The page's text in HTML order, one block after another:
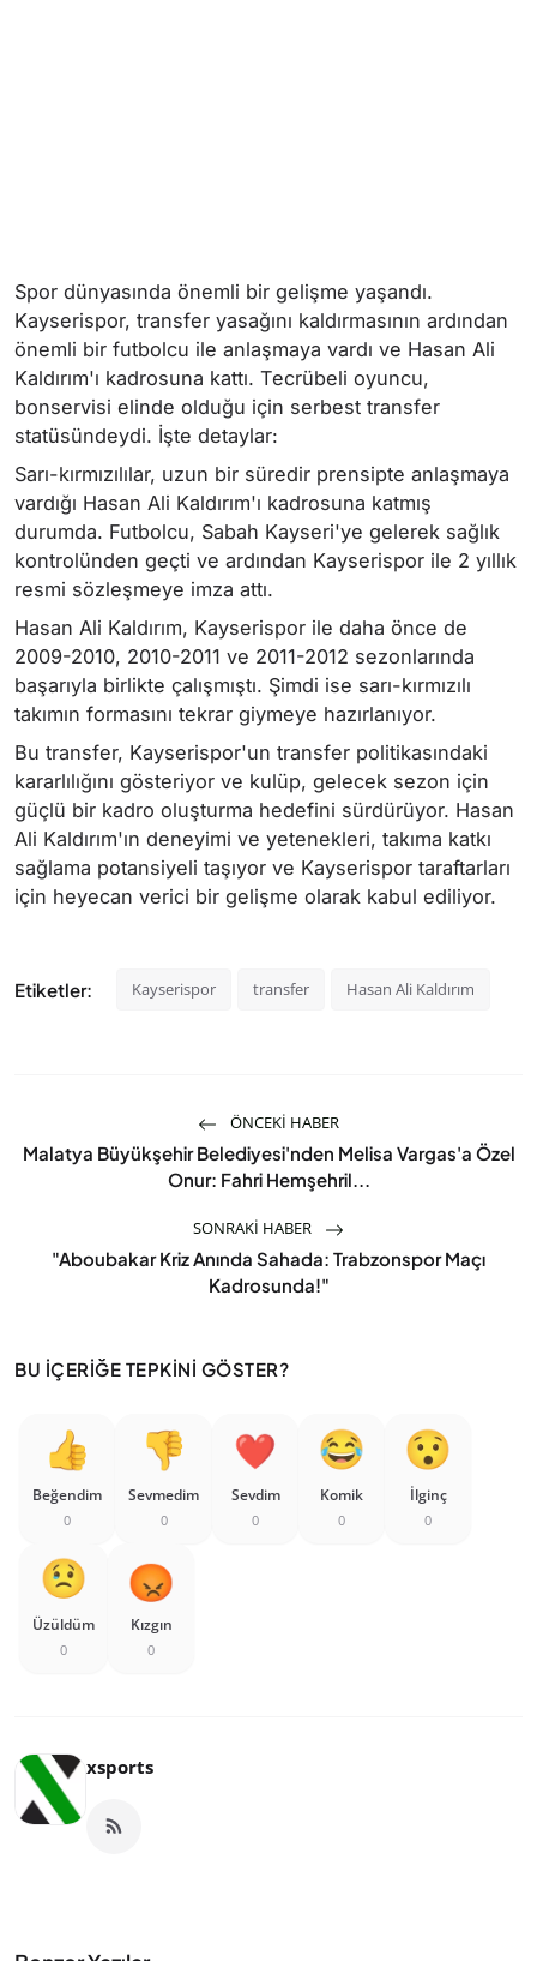
Spor dünyasında önemli bir gelişme yaşandı.
Kayserispor, transfer yasağını kaldırmasının ardından
önemli bir futbolcu ile anlaşmaya vardı ve Hasan Ali
Kaldırım'ı kadrosuna kattı. Tecrübeli oyuncu,
bonservisi elinde olduğu için serbest transfer
statüsündeydi. İşte detaylar:
Sarı-kırmızılılar, uzun bir süredir prensipte anlaşmaya
vardığı Hasan Ali Kaldırım'ı kadrosuna katmış
durumda. Futbolcu, Sabah Kayseri'ye gelerek sağlık
kontrolünden geçti ve ardından Kayserispor ile 2 yıllık
resmi sözleşmeye imza attı.
Hasan Ali Kaldırım, Kayserispor ile daha önce de
2009-2010, 2010-2011 ve 2011-2012 sezonlarında
başarıyla birlikte çalışmıştı. Şimdi ise sarı-kırmızılı
takımın formasını tekrar giymeye hazırlanıyor.
Bu transfer, Kayserispor'un transfer politikasındaki
kararlılığını gösteriyor ve kulüp, gelecek sezon için
güçlü bir kadro oluşturma hedefini sürdürüyor. Hasan
Ali Kaldırım'ın deneyimi ve yetenekleri, takıma katkı
sağlama potansiyeli taşıyor ve Kayserispor taraftarları
için heyecan verici bir gelişme olarak kabul ediliyor.
Etiketler: Kayserispor transfer Hasan Ali Kaldırım
ÖNCEKI HABER
Malatya Büyükşehir Belediyesi'nden Melisa Vargas'a Özel
Onur: Fahri Hemşehril...
SONRAKI HABER
"Aboubakar Kriz Anında Sahada: Trabzonspor Maçı
Kadrosunda!"
BU İÇERIĞE TEPKINI GÖSTER?
Beğendim
0
Sevmedim
0
Sevdim
0
Komik
0
İlginç
0
Üzüldüm
0
Kızgın
0
xsports